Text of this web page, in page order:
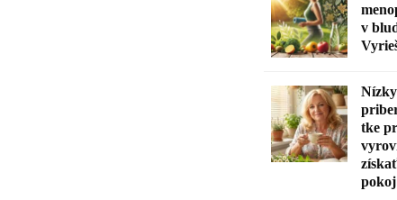
v
tke
pokoj